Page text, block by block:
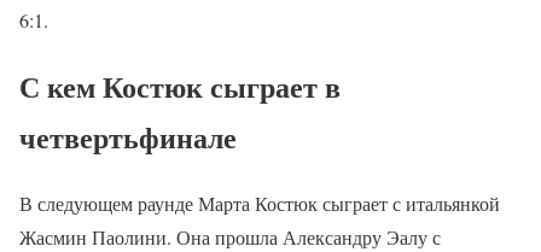
6:1.
С кем Костюк сыграет в
четвертьфинале
В следующем раунде Марта Костюк сыграет с итальянкой
Жасмин Паолини. Она прошла Александру Эалу с